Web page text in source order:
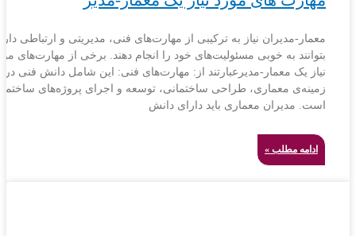
معمار-مدیران نیاز به ترکیبی از مهارت‌های فنی، مدیریتی و ارتباطی
بتوانند به خوبی مسئولیت‌های خود را انجام دهند. برخی از مهارت‌های
نیاز یک معمار-مدیرعبارتند از: مهارت‌های فنی: این شامل دانش فنی در
زمینه‌ی معماری، طراحی ساختمانی، توسعه و اجرای پروژه‌های
است. مدیران معماری باید دارای دانش
ادامه مطلب »